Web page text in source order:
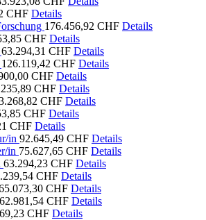
CHF Details
176.456,92 CHF Details
CHF Details
63.294,31 CHF Details
126.119,42 CHF Details
CHF Details
CHF Details
CHF Details
CHF Details
CHF Details
in 92.645,49 CHF Details
in 75.627,65 CHF Details
63.294,23 CHF Details
CHF Details
CHF Details
62.981,54 CHF Details
CHF Details